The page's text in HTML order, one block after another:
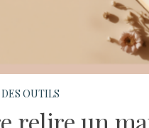
OUTILS